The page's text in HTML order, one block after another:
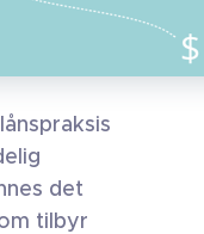
det
tilbyr